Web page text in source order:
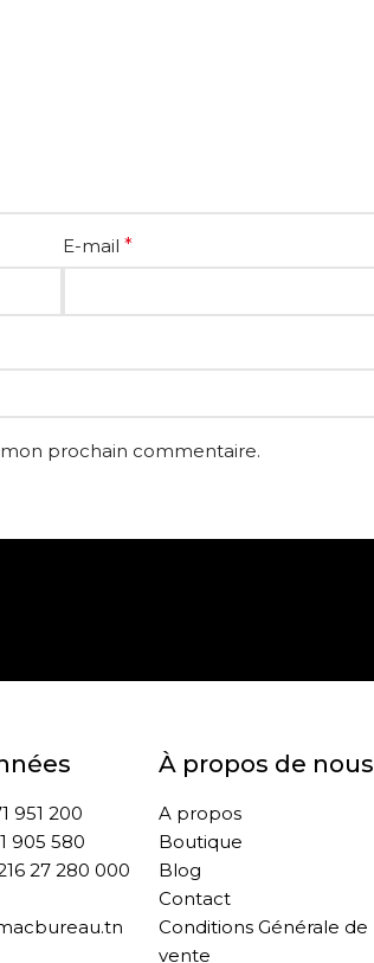
E-mail *
prochain commentaire.
951 200
905 580
27 280 000
À propos de nous
A propos
Boutique
Blog
Contact
Conditions Générale de
vente